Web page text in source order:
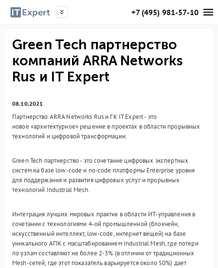
+7 (495) 981-57-10
Green Tech партнерство
компаний ARRA Networks
Rus и IT Expert
08.10.2021
Партнерство ARRA Networks Rus и ГК IT Expert - это
новое «архитектурное» решение в проектах в области прорывных
технологий и цифровой трансформации.
Green Tech партнерство - это сочетание цифровых экспертных
систем на базе low-code и no-code платформы Enterprise уровня
для поддержания и развития цифровых услуг и прорывных
технологий Industrial Mesh.
Интеграция лучших мировых практик в области ИТ-управления в
сочетании с технологиями 4-ой промышленной (блокчейн,
искусственный интеллект, low-code, интернет вещей) на базе
уникального АПК с масштабированием Industrial Mesh, где потери
по узлам составляют не более 2-3% (в отличии от традиционных
Mesh-сетей, где этот показатель варьируется около 50%) дает